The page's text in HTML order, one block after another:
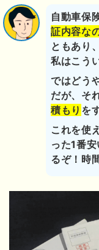
自動車保
証内容な
ともあり
私はこう
ではどう
だが、そ
積もり を
これを使
った1番
るぞ！時